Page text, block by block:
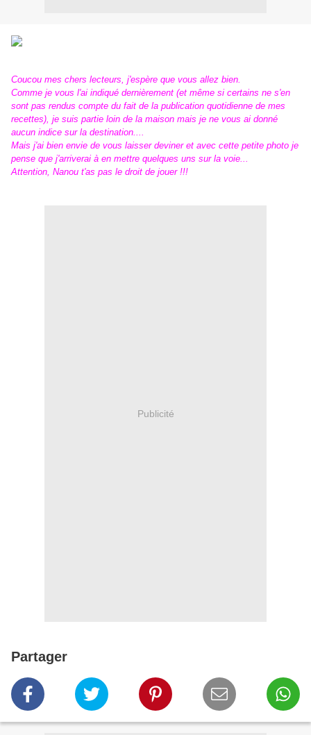
Coucou mes chers lecteurs, j'espère que vous allez bien.
Comme je vous l'ai indiqué dernièrement (et même si certains ne s'en
sont pas rendus compte du fait de la publication quotidienne de mes
recettes), je suis partie loin de la maison mais je ne vous ai donné
aucun indice sur la destination....
Mais j'ai bien envie de vous laisser deviner et avec cette petite photo je
pense que j'arriverai à en mettre quelques uns sur la voie...
Attention, Nanou t'as pas le droit de jouer !!!
Publicité
Partager